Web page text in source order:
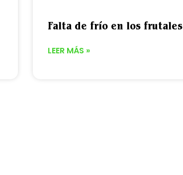
Falta de frío en los frutales
LEER MÁS »